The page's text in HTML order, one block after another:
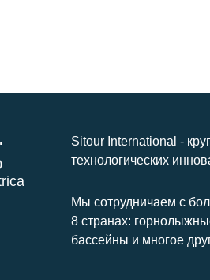
Sitour International -
технологических
Мы сотрудничаем с
8 странах:
бассейны и многое